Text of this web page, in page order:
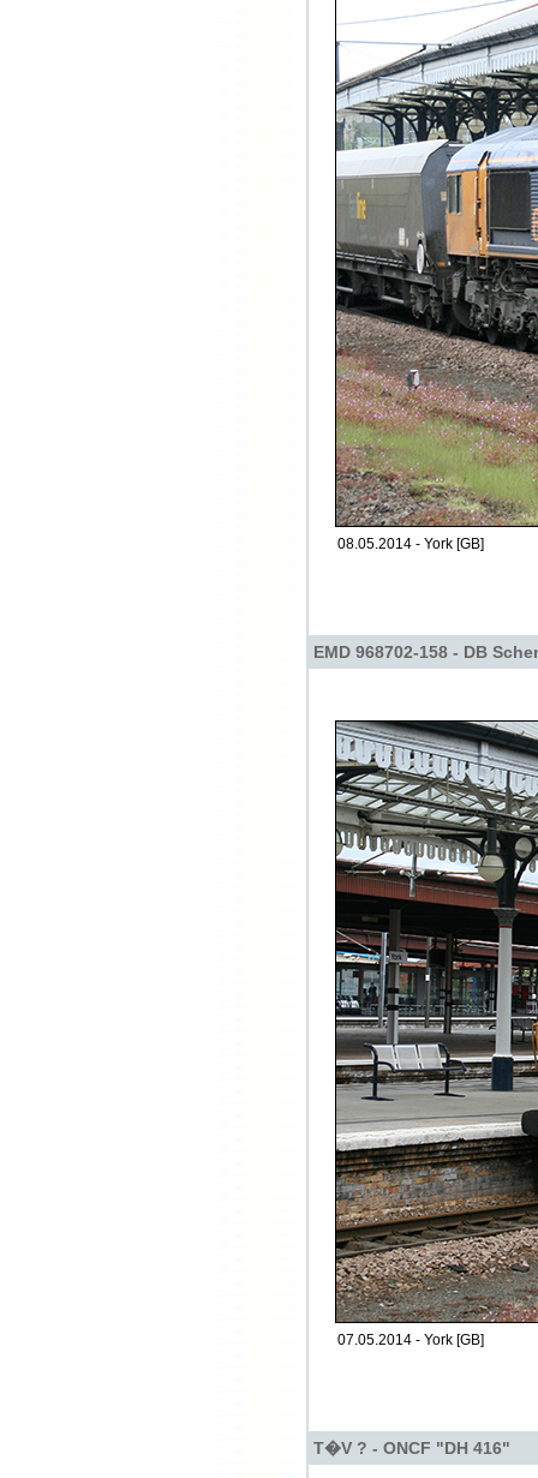
08.05.2014 - York [GB]
EMD 968702-158 - DB
07.05.2014 - York [GB]
T�V ? - ONCF "DH 416"